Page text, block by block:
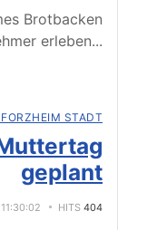
Brotbacken
erleben...
STADT
geplant
HITS 404